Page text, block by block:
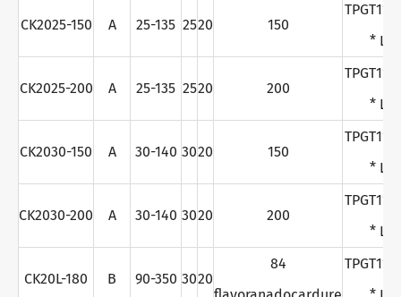
CK2025-150 A 25-135 2520 150
* L
CK2025-200 A 25-135 2520 200
* L
CK2030-150 A 30-140 3020 150
* L
CK2030-200 A 30-140 3020 200
* L
CK20L-180 B 90-350 3020
84